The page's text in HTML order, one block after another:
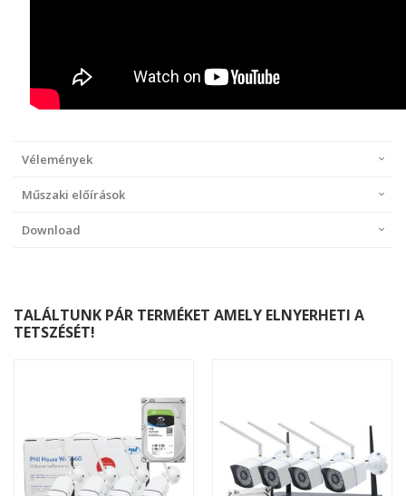
Vélemények
Műszaki előírások
Download
TALÁLTUNK PÁR TERMÉKET AMELY ELNYERHETI A
TETSZÉSÉT!